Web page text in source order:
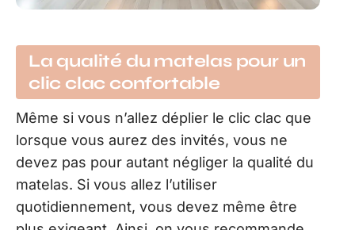
La qualité du matelas pour un
clic clac confortable
Même si vous n’allez déplier le clic clac que
lorsque vous aurez des invités, vous ne
devez pas pour autant négliger la qualité du
matelas. Si vous allez l’utiliser
quotidiennement, vous devez même être